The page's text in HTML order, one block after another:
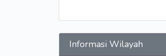
Informasi Wilayah